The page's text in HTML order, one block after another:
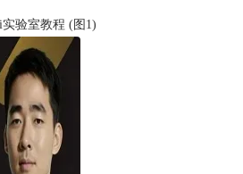
实验室教程 (图1)